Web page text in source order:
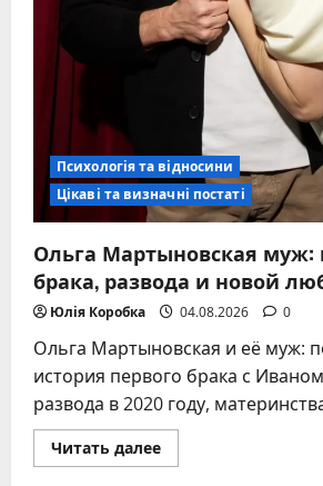
Психологія та відносини
Цікаві та визначні постаті
Ольга Мартыновская муж:
брака, развода и новой
Юлія Коробка 04.08.2026 0
Ольга Мартыновская и её муж:
история первого брака с
развода в 2020 году,
Читать далееПрочитать
больше